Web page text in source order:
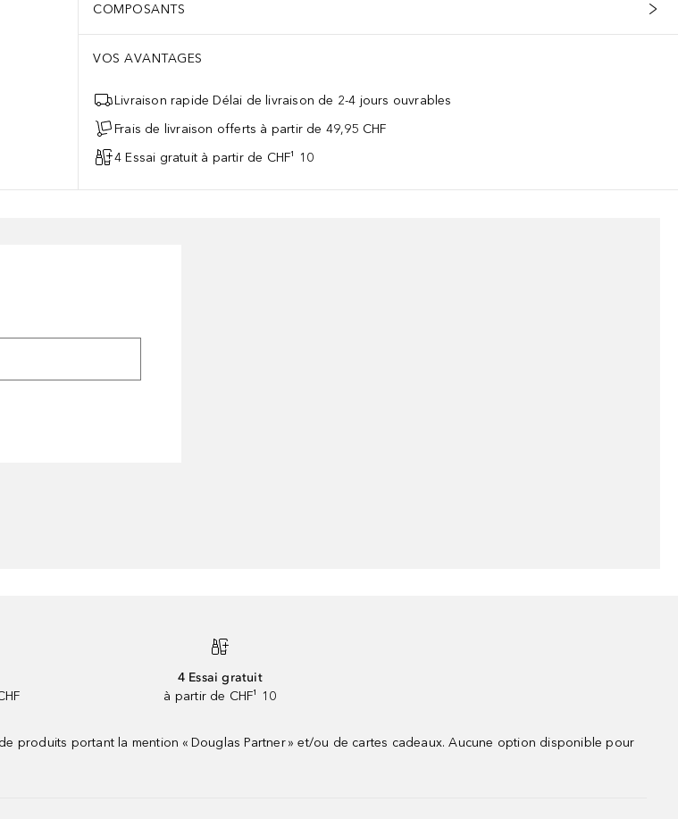
COMPOSANTS
VOS AVANTAGES
Livraison rapide Délai de livraison de 2-4 jours ouvrables
Frais de livraison offerts à partir de 49,95 CHF
4 Essai gratuit à partir de CHF¹ 10
4 Essai gratuit
à partir de CHF¹ 10
produits portant la mention « Douglas Partner » et/ou de cartes cadeaux. Aucune option disponible pour